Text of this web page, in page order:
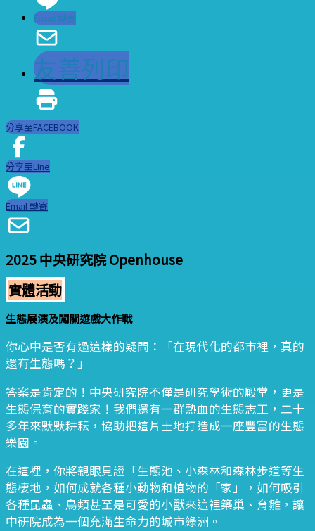
Email 轉寄
友善列印
分享至FACEBOOK
分享至LIne
Email 轉寄
2025 中央研究院 Openhouse
實體活動
生態展演及闖關遊戲大作戰
你心中是否有過這樣的疑問：「在現代化的都市裡，真的
還有生態嗎？」
答案是肯定的！中央研究院不僅是研究學術的殿堂，更是
生態保育的實踐家！我們還有一群熱血的生態志工，二十
多年來默默耕耘，協助把這片土地打造成一座豐富的生態
樂園。
在這裡，你將親眼見證「生態池、小森林和森林步道等生
態棲地，如何成就各種小動物和植物的「家」，如何吸引
各種昆蟲、鳥類甚至是可愛的小獸來這裡築巢、育雛，讓
中研院成為一個充滿生命力的城市綠洲。